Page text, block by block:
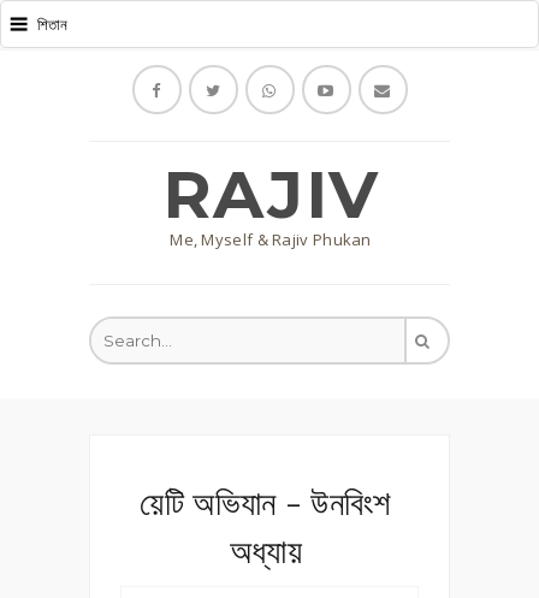
RAJIV
Me, Myself & Rajiv Phukan
য়েটি অভিযান - উনবিংশ
অধ্যায়